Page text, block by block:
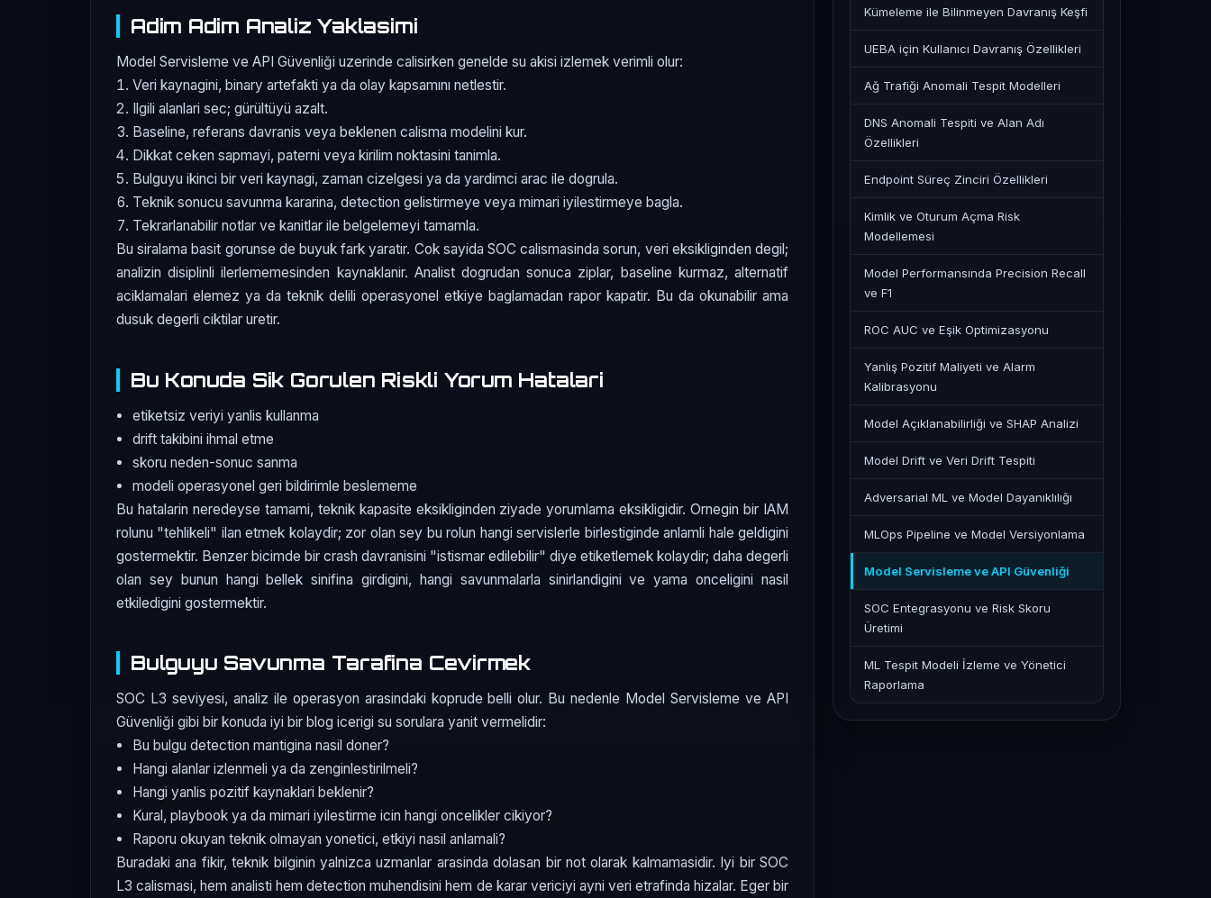
Adim Adim Analiz Yaklasimi
Model Servisleme ve API Güvenliği uzerinde calisirken genelde su akisi izlemek verimli olur:
Veri kaynagini, binary artefakti ya da olay kapsamını netlestir.
Ilgili alanlari sec; gürültüyü azalt.
Baseline, referans davranis veya beklenen calisma modelini kur.
Dikkat ceken sapmayi, paterni veya kirilim noktasini tanimla.
Bulguyu ikinci bir veri kaynagi, zaman cizelgesi ya da yardimci arac ile dogrula.
Teknik sonucu savunma kararina, detection gelistirmeye veya mimari iyilestirmeye bagla.
Tekrarlanabilir notlar ve kanitlar ile belgelemeyi tamamla.
Bu siralama basit gorunse de buyuk fark yaratir. Cok sayida SOC calismasinda sorun, veri eksikliginden degil;
analizin disiplinli ilerlememesinden kaynaklanir. Analist dogrudan sonuca ziplar, baseline kurmaz, alternatif
aciklamalari elemez ya da teknik delili operasyonel etkiye baglamadan rapor kapatir. Bu da okunabilir ama
dusuk degerli ciktilar uretir.
Bu Konuda Sik Gorulen Riskli Yorum Hatalari
etiketsiz veriyi yanlis kullanma
drift takibini ihmal etme
skoru neden-sonuc sanma
modeli operasyonel geri bildirimle beslememe
Bu hatalarin neredeyse tamami, teknik kapasite eksikliginden ziyade yorumlama eksikligidir. Ornegin bir IAM
rolunu "tehlikeli" ilan etmek kolaydir; zor olan sey bu rolun hangi servislerle birlestiginde anlamli hale geldigini
gostermektir. Benzer bicimde bir crash davranisini "istismar edilebilir" diye etiketlemek kolaydir; daha degerli
olan sey bunun hangi bellek sinifina girdigini, hangi savunmalarla sinirlandigini ve yama onceligini nasil
etkiledigini gostermektir.
Bulguyu Savunma Tarafina Cevirmek
SOC L3 seviyesi, analiz ile operasyon arasindaki koprude belli olur. Bu nedenle Model Servisleme ve API
Güvenliği gibi bir konuda iyi bir blog icerigi su sorulara yanit vermelidir:
Bu bulgu detection mantigina nasil doner?
Hangi alanlar izlenmeli ya da zenginlestirilmeli?
Hangi yanlis pozitif kaynaklari beklenir?
Kural, playbook ya da mimari iyilestirme icin hangi oncelikler cikiyor?
Raporu okuyan teknik olmayan yonetici, etkiyi nasil anlamali?
Buradaki ana fikir, teknik bilginin yalnizca uzmanlar arasinda dolasan bir not olarak kalmamasidir. Iyi bir SOC
L3 calismasi, hem analisti hem detection muhendisini hem de karar vericiyi ayni veri etrafinda hizalar. Eger bir
Kümeleme ile Bilinmeyen Davranış Keşfi
UEBA için Kullanıcı Davranış Özellikleri
Ağ Trafiği Anomali Tespit Modelleri
DNS Anomali Tespiti ve Alan Adı
Özellikleri
Endpoint Süreç Zinciri Özellikleri
Kimlik ve Oturum Açma Risk
Modellemesi
Model Performansında Precision Recall
ve F1
ROC AUC ve Eşik Optimizasyonu
Yanlış Pozitif Maliyeti ve Alarm
Kalibrasyonu
Model Açıklanabilirliği ve SHAP Analizi
Model Drift ve Veri Drift Tespiti
Adversarial ML ve Model Dayanıklılığı
MLOps Pipeline ve Model Versiyonlama
Model Servisleme ve API Güvenliği
SOC Entegrasyonu ve Risk Skoru
Üretimi
ML Tespit Modeli İzleme ve Yönetici
Raporlama